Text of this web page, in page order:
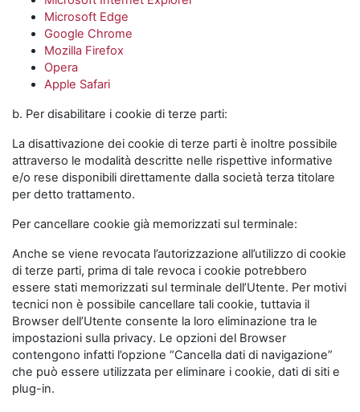
Microsoft Edge
Google Chrome
Mozilla Firefox
Opera
Apple Safari
b. Per disabilitare i cookie di terze parti:
La disattivazione dei cookie di terze parti è inoltre possibile
attraverso le modalità descritte nelle rispettive informative
e/o rese disponibili direttamente dalla società terza titolare
per detto trattamento.
Per cancellare cookie già memorizzati sul terminale:
Anche se viene revocata l’autorizzazione all’utilizzo di cookie
di terze parti, prima di tale revoca i cookie potrebbero
essere stati memorizzati sul terminale dell’Utente. Per motivi
tecnici non è possibile cancellare tali cookie, tuttavia il
Browser dell’Utente consente la loro eliminazione tra le
impostazioni sulla privacy. Le opzioni del Browser
contengono infatti l’opzione “Cancella dati di navigazione”
che può essere utilizzata per eliminare i cookie, dati di siti e
plug-in.